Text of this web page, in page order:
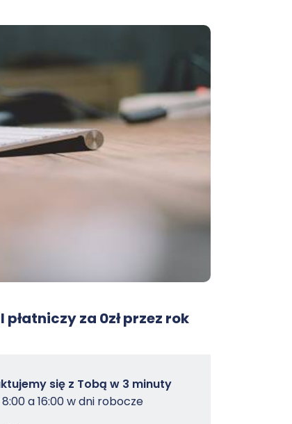
płatniczy za 0zł przez rok
się z Tobą w 3 minuty
a 16:00 w dni robocze